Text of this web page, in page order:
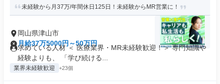
未経験から月37万/年間休日125日！未経験からMR営業に！
岡山県津山市
月給37万5000円～50万円
求めている人材 ＜ 医療業界・MR未経験歓迎！＞ 専門知識や
経験よりも、 「学び続ける...
業界未経験歓迎 +23個